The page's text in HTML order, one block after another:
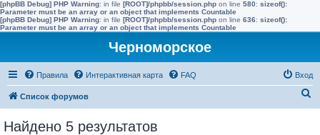
[phpBB Debug] PHP Warning: in file [ROOT]/phpbb/session.php on line 580: sizeof():
Parameter must be an array or an object that implements Countable
[phpBB Debug] PHP Warning: in file [ROOT]/phpbb/session.php on line 636: sizeof():
Parameter must be an array or an object that implements Countable
Черноморское
Правила Интерактивная карта FAQ Вход
Список форумов
Найдено 5 результатов